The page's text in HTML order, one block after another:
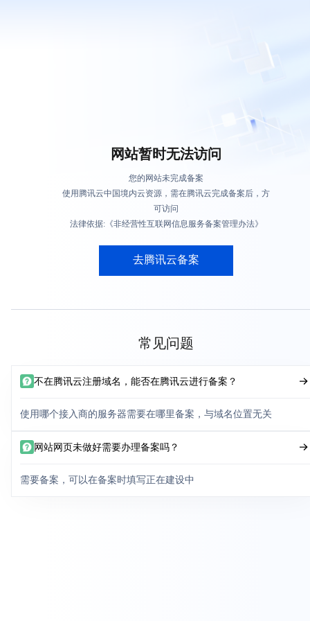
网站暂时无法访问
您的网站未完成备案
使用腾讯云中国境内云资源，需在腾讯云完成备案后，方
可访问
法律依据:《非经营性互联网信息服务备案管理办法》
去腾讯云备案
常见问题
不在腾讯云注册域名，能否在腾讯云进行备案？
使用哪个接入商的服务器需要在哪里备案，与域名位置无关
网站网页未做好需要办理备案吗？
需要备案，可以在备案时填写正在建设中